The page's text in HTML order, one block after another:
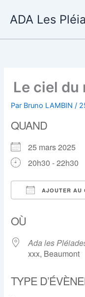
ADA Les
Le ciel du
Par Bruno LAMBIN/
QUAND
25 mars 2025
20h30 - 22h30
AJOUTER AU
OÙ
Ada les
xxx, Beaumont
TYPE